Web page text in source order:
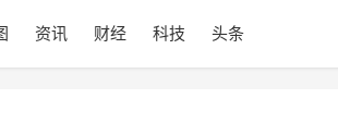
资讯 财经 科技 头条